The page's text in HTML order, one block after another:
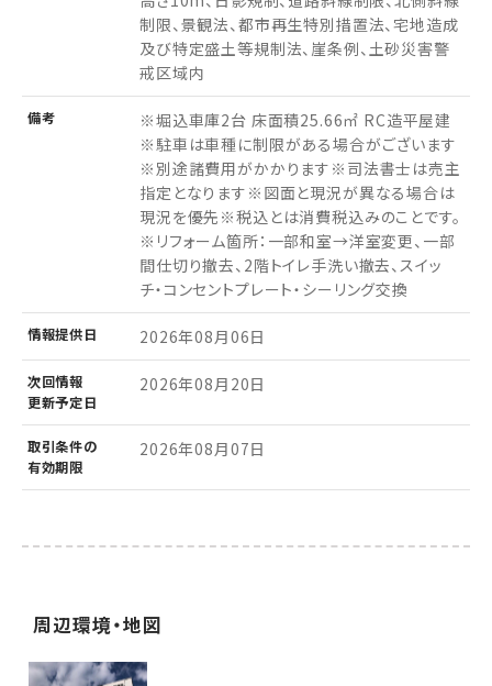
制限、景観法、都市再生特別措置法、宅地造成
及び特定盛土等規制法、崖条例、土砂災害警
戒区域内
備考
※堀込車庫2台 床面積25.66㎡ RC造平屋建
※駐車は車種に制限がある場合がございます
※別途諸費用がかかります※司法書士は売主
指定となります※図面と現況が異なる場合は
現況を優先※税込とは消費税込みのことです。
※リフォーム箇所：一部和室→洋室変更、一部
間仕切り撤去、2階トイレ手洗い撤去、スイッ
チ・コンセントプレート・シーリング交換
情報提供日 2026年08月06日
次回情報
更新予定日
2026年08月20日
取引条件の
有効期限
2026年08月07日
周辺環境・地図